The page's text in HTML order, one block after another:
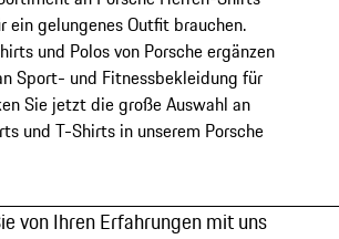
ein gelungenes Outfit brauchen.
und Polos von Porsche ergänzen
Sport- und Fitnessbekleidung für
Sie jetzt die große Auswahl an
und T-Shirts in unserem Porsche
von Ihren Erfahrungen mit uns